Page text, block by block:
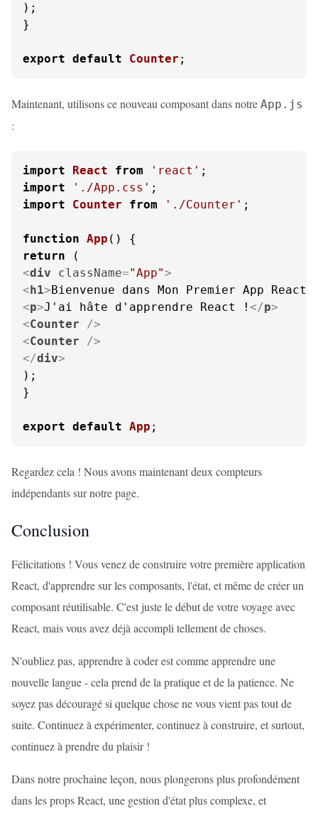
);
}
export default Counter ;
Maintenant, utilisons ce nouveau composant dans notre App.js
:
import React from 'react'
import
'./App.css'
import
Counter from './Counter' ;
function App (
return
<div className="App">
<h1>Bienvenue dans Mon Premier App React
<p>J'ai hâte d'apprendre React ! </p>
<Counter />
<Counter />
</div>
);
}
export default App ;
Regardez cela ! Nous avons maintenant deux compteurs
indépendants sur notre page.
Conclusion
Félicitations ! Vous venez de construire votre première application
React, d'apprendre sur les composants, l'état, et même de créer un
composant réutilisable. C'est juste le début de votre voyage avec
React, mais vous avez déjà accompli tellement de choses.
N'oubliez pas, apprendre à coder est comme apprendre une
nouvelle langue - cela prend de la pratique et de la patience. Ne
soyez pas découragé si quelque chose ne vous vient pas tout de
suite. Continuez à expérimenter, continuez à construire, et surtout,
continuez à prendre du plaisir !
Dans notre prochaine leçon, nous plongerons plus profondément
dans les props React, une gestion d'état plus complexe, et